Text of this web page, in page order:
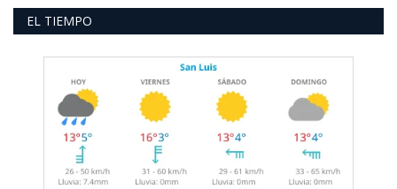
EL TIEMPO